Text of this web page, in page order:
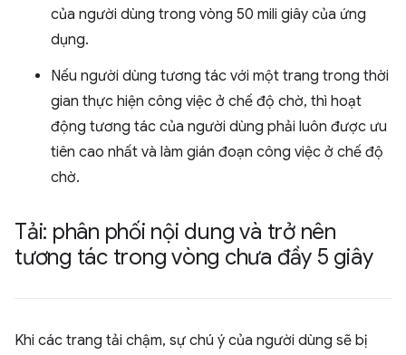
của người dùng trong vòng 50 mili giây của ứng
dụng.
Nếu người dùng tương tác với một trang trong thời
gian thực hiện công việc ở chế độ chờ, thì hoạt
động tương tác của người dùng phải luôn được ưu
tiên cao nhất và làm gián đoạn công việc ở chế độ
chờ.
Tải: phân phối nội dung và trở nên
tương tác trong vòng chưa đầy 5 giây
Khi các trang tải chậm, sự chú ý của người dùng sẽ bị